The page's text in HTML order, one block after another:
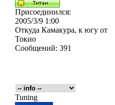
Присоединился:
2005/3/9 1:00
Откуда Камакура, к югу от
Токио
Сообщений: 391
Tuning